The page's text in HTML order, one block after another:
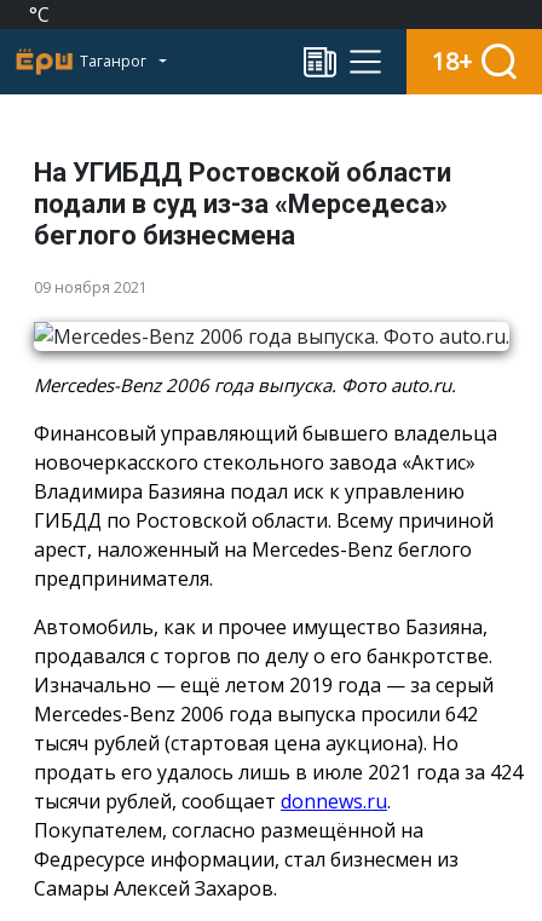
°C
Таганрог 18+
На УГИБДД Ростовской области
подали в суд из-за «Мерседеса»
беглого бизнесмена
09 ноября 2021
Mercedes-Benz 2006 года выпуска. Фото auto.ru.
Финансовый управляющий бывшего владельца
новочеркасского стекольного завода «Актис»
Владимира Базияна подал иск к управлению
ГИБДД по Ростовской области. Всему причиной
арест, наложенный на Mercedes-Benz беглого
предпринимателя.
Автомобиль, как и прочее имущество Базияна,
продавался с торгов по делу о его банкротстве.
Изначально — ещё летом 2019 года — за серый
Mercedes-Benz 2006 года выпуска просили 642
тысяч рублей (стартовая цена аукциона). Но
продать его удалось лишь в июле 2021 года за 424
тысячи рублей, сообщает donnews.ru.
Покупателем, согласно размещённой на
Федресурсе информации, стал бизнесмен из
Самары Алексей Захаров.